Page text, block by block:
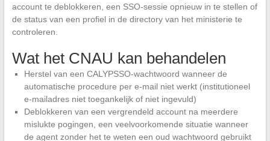
account te deblokkeren, een SSO-sessie opnieuw in te stellen of
de status van een profiel in de directory van het ministerie te
controleren.
Wat het CNAU kan behandelen
Herstel van een CALYPSSO-wachtwoord wanneer de
automatische procedure per e-mail niet werkt (institutioneel
e-mailadres niet toegankelijk of niet ingevuld)
Deblokkeren van een vergrendeld account na meerdere
mislukte pogingen, een veelvoorkomende situatie wanneer
de agent zonder het te weten een oud wachtwoord gebruikt